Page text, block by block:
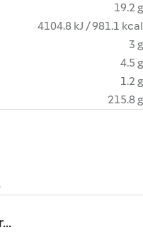
19.2 g
4104.8 kJ / 981.1 kcal
3 g
4.5 g
1.2 g
215.8 g